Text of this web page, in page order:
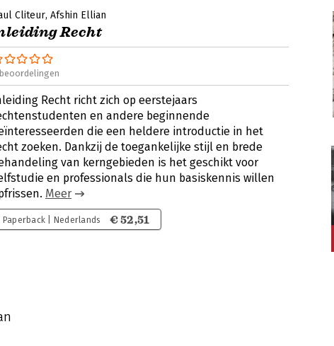
Cliteur Afshin Ellian
Recht
Recht richt zich op eerstejaars
en andere beginnende
die een heldere introductie in het
zoeken. Dankzij de toegankelijke stijl en brede
van kerngebieden is het geschikt voor
en professionals die hun basiskennis willen
Meer
Paperback | Nederlands € 52,51